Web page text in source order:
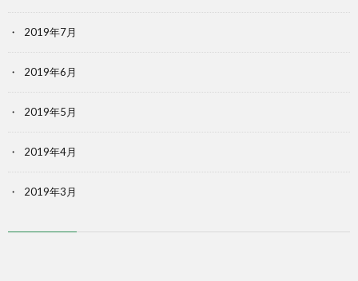
2019年7月
2019年6月
2019年5月
2019年4月
2019年3月